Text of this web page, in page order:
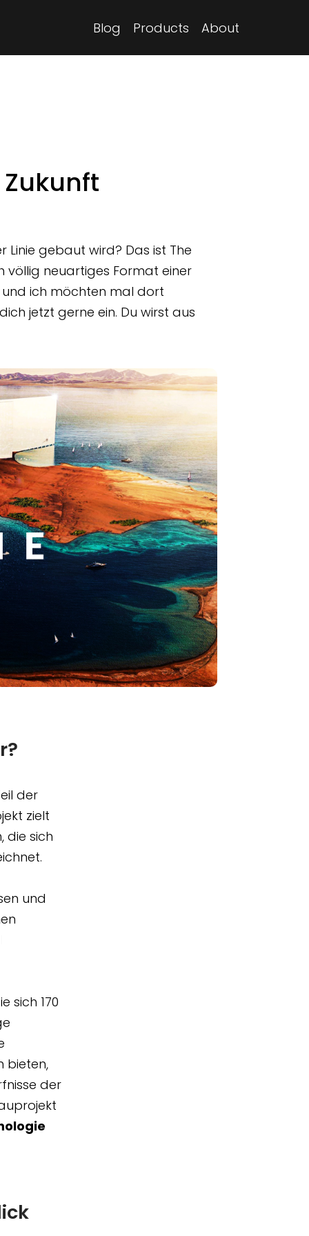
Blog Products About
gebaut wird? Das ist The
völlig neuartiges Format einer
ich möchten mal dort
jetzt gerne ein. Du wirst aus
der
zielt
die sich
und
sich 170
bieten,
der